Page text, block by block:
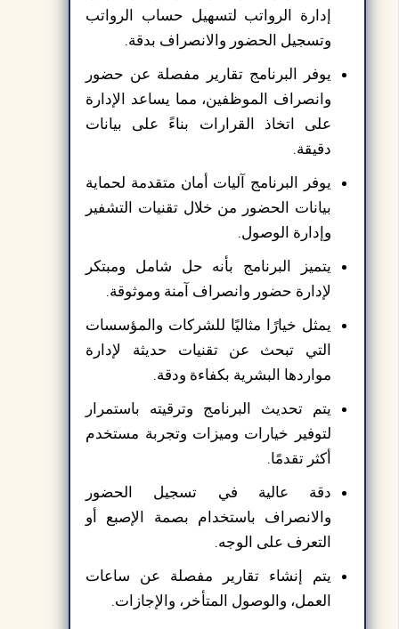
إدارة الرواتب لتسهيل حساب الرواتب
وتسجيل الحضور والانصراف بدقة.
يوفر البرنامج تقارير مفصلة عن حضور
وانصراف الموظفين، مما يساعد الإدارة
على اتخاذ القرارات بناءً على بيانات
دقيقة.
يوفر البرنامج آليات أمان متقدمة لحماية
بيانات الحضور من خلال تقنيات التشفير
وإدارة الوصول.
يتميز البرنامج بأنه حل شامل ومبتكر
لإدارة حضور وانصراف آمنة وموثوقة.
يمثل خيارًا مثاليًا للشركات والمؤسسات
التي تبحث عن تقنيات حديثة لإدارة
مواردها البشرية بكفاءة ودقة.
يتم تحديث البرنامج وترقيته باستمرار
لتوفير خيارات وميزات وتجربة مستخدم
أكثر تقدمًا.
دقة عالية في تسجيل الحضور
والانصراف باستخدام بصمة الإصبع أو
التعرف على الوجه.
يتم إنشاء تقارير مفصلة عن ساعات
العمل، والوصول المتأخر، والإجازات.